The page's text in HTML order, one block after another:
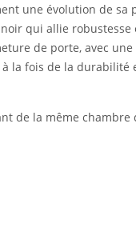
une évolution de sa
qui allie robustesse
de porte, avec
la fois de la
de la même chambre